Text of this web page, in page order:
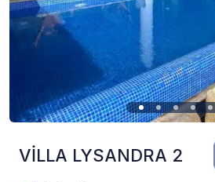
VİLLA LYSANDRA 2